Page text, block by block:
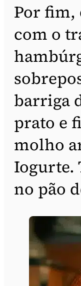
Por fim,
com o
barriga
prato e
molho
Iogurte.
no pão